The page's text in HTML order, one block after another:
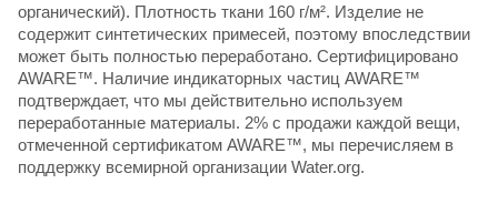
органический). Плотность ткани 160 г/м². Изделие не
содержит синтетических примесей, поэтому впоследствии
может быть полностью переработано. Сертифицировано
AWARE™. Наличие индикаторных частиц AWARE™
подтверждает, что мы действительно используем
переработанные материалы. 2% с продажи каждой вещи,
отмеченной сертификатом AWARE™, мы перечисляем в
поддержку всемирной организации Water.org.